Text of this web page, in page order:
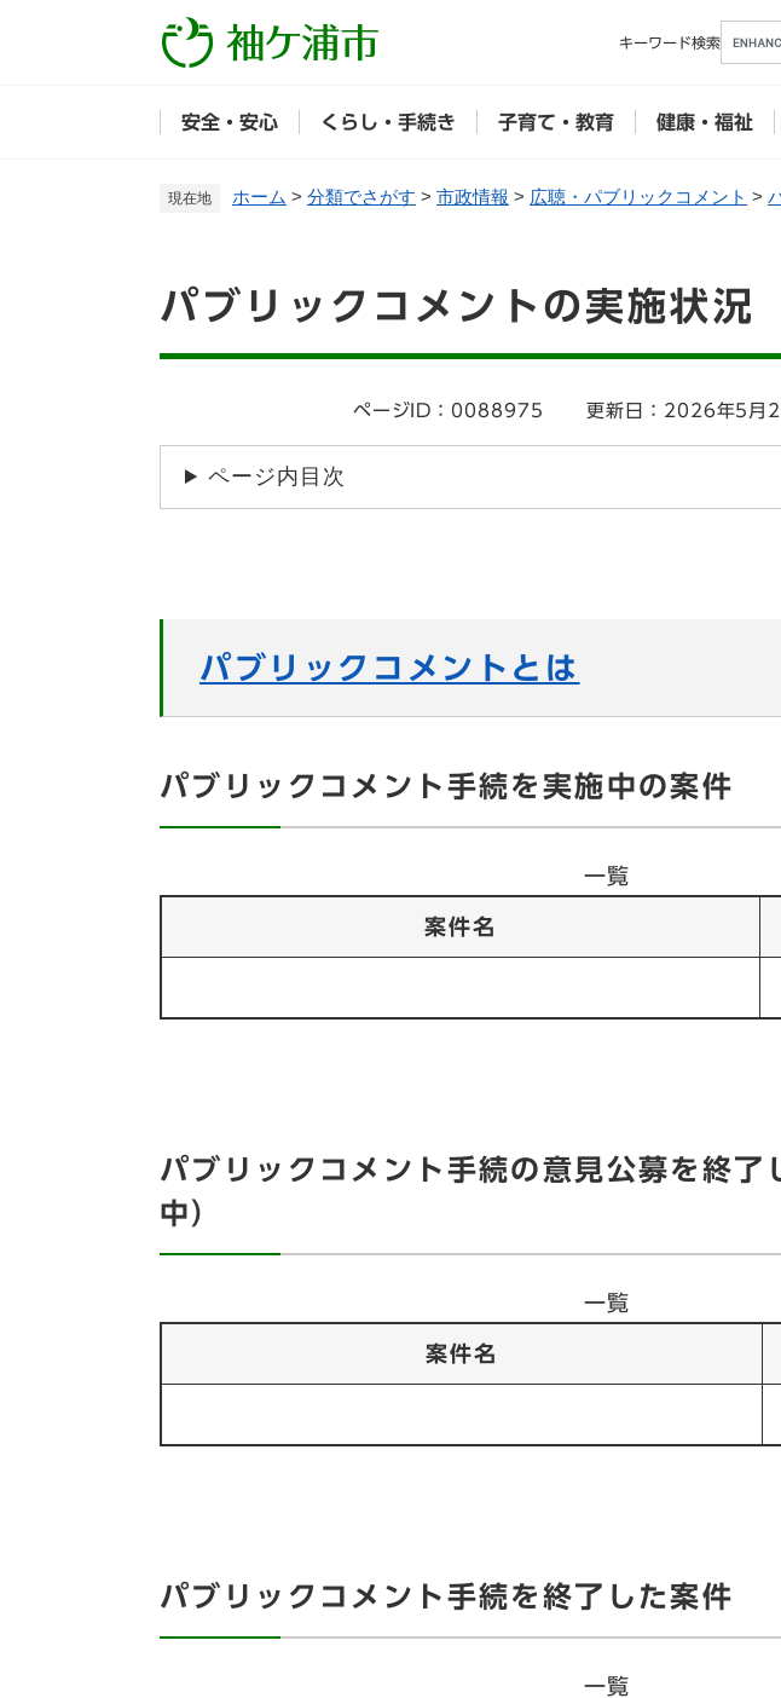
メニュ
キーワード検索
安全・安心 くらし・手続き 子育て・教育 健康・福祉
現在地 ホーム > 分類でさがす > 市政情報 > 広聴・パブリックコメント >
文
パブリックコメントの実施状況
ページID：0088975 更新日：2026年5月
ページ内目次
パブリックコメントとは
パブリックコメント手続を実施中の案件
一覧
案件名
パブリックコメント手続の意見公募を終了
中）
一覧
案件名
パブリックコメント手続を終了した案件
一覧